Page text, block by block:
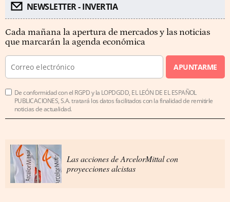
NEWSLETTER - INVERTIA
Cada mañana la apertura de mercados y las noticias
que marcarán la agenda económica
APUNTARME
De conformidad con el RGPD y la LOPDGDD, EL LEÓN DE EL ESPAÑOL
PUBLICACIONES, S.A. tratará los datos facilitados con la finalidad de remitirle
noticias de actualidad.
Las acciones de ArcelorMittal con
proyecciones alcistas